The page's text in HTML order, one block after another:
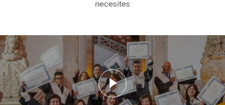
necesites